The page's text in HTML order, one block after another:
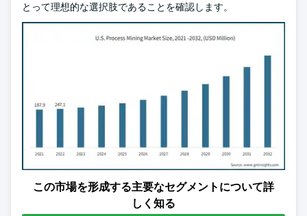
とって理想的な選択肢であることを確認します。
この市場を形成する主要なセグメントについて詳
しく知る